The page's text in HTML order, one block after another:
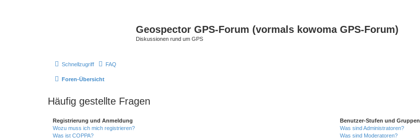
Geospector GPS-Forum (vormals kowoma GPS-Forum)
Diskussionen rund um GPS
Schnellzugriff FAQ
Foren-Übersicht
Häufig gestellte Fragen
Registrierung und Anmeldung
Wozu muss ich mich registrieren?
Was ist COPPA?
Benutzer-Stufen und Gruppen
Was sind Administratoren?
Was sind Moderatoren?